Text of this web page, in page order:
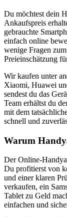
Du möchtest dein
Ankaufspreis
gebrauchte
einfach online
wenige Fragen
Preieinschätzung
Wir kaufen unter
Xiaomi, Huawei
sendest du das
Team erhältst du
mit dem
schnell und
Warum
Der Online-
Du profitierst von
und einer klaren
verkaufen, ein
Tablet zu Geld
einfachen und